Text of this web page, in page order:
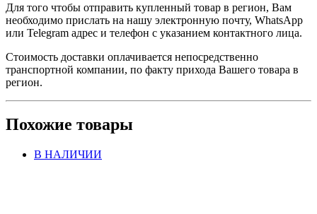
Для того чтобы отправить купленный товар в регион, Вам
необходимо прислать на нашу электронную почту, WhatsApp
или Telegram адрес и телефон с указанием контактного лица.
Стоимость доставки оплачивается непосредственно
транспортной компании, по факту прихода Вашего товара в
регион.
Похожие товары
В НАЛИЧИИ